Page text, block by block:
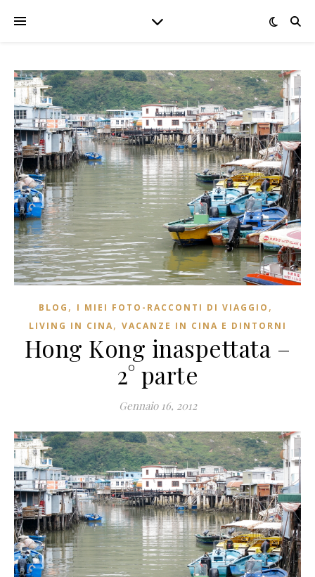
BLOG , I MIEI FOTO-RACCONTI DI VIAGGIO ,
LIVING IN CINA, VACANZE IN CINA E DINTORNI
Hong Kong inaspettata –
2° parte
Gennaio 16, 2012